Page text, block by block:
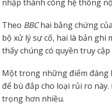
nhập thành công hệ thống
Theo BBChai bằng chứng
bộ xử lý sự cố, hai là bản ghi
thấy chúng có quyền truy
Một trong những điểm đáng
để bù đắp cho loại rủi ro
trọng hơn nhiều.